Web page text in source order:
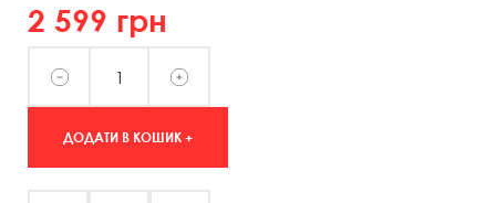
2 599 грн
ДОДАТИ В КОШИК +